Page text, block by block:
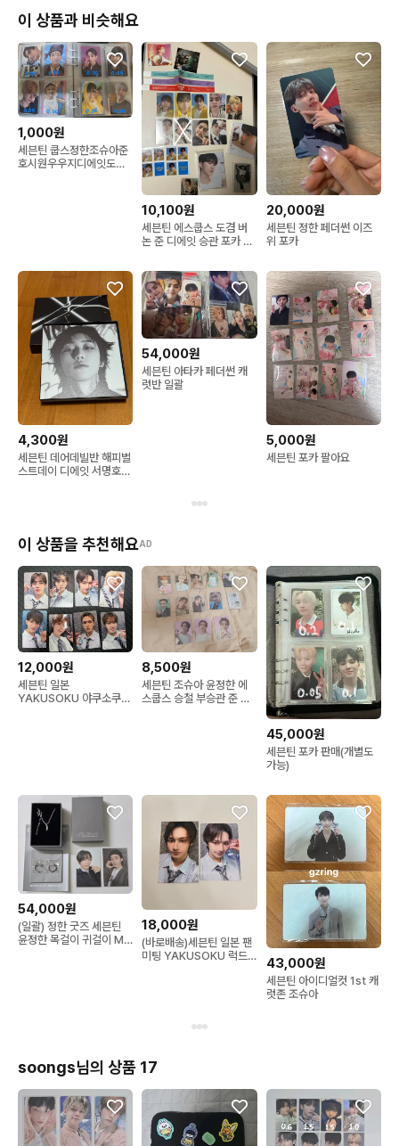
이 상품과 비슷해요
1,000원
세븐틴 쿱스정한조슈아준
호시원우우지디에잇도겸
10,100원
세븐틴 에스쿱스 도겸 버
논 준 디에잇 승관 포카 캐
괄 판매
20,000원
세븐틴 정한 페더썬 이즈
위 포카
4,300원
세븐틴 데어데빌반 해피벌
스트데이 디에잇 서명호
54,000원
세븐틴 아타카 페더썬 캐
럿반 일괄
5,000원
세븐틴 포카 팔아요
이 상품을 추천해요AD
12,000원
세븐틴 일본
YAKUSOKU 야쿠소쿠
8,500원
세븐틴 조슈아 윤정한 에
스쿱스 승철 부승관 준 버
45,000원
세븐틴 포카 판매(개별도
가능)
54,000원
(일괄) 정한 굿즈 세븐틴
윤정한 목걸이 귀걸이 MD
18,000원
(바로배송)세븐틴 일본 팬
미팅 YAKUSOKU 럭드
43,000원
세븐틴 아이디얼컷 1st 캐
럿존 조슈아
soongs님의 상품 17